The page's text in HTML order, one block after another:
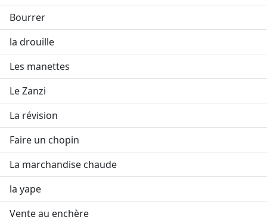
Bourrer
la drouille
Les manettes
Le Zanzi
La révision
Faire un chopin
La marchandise chaude
la yape
Vente au enchère